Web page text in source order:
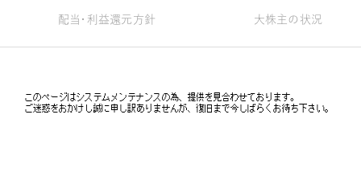
配当・利益還元方針 大株主の状況